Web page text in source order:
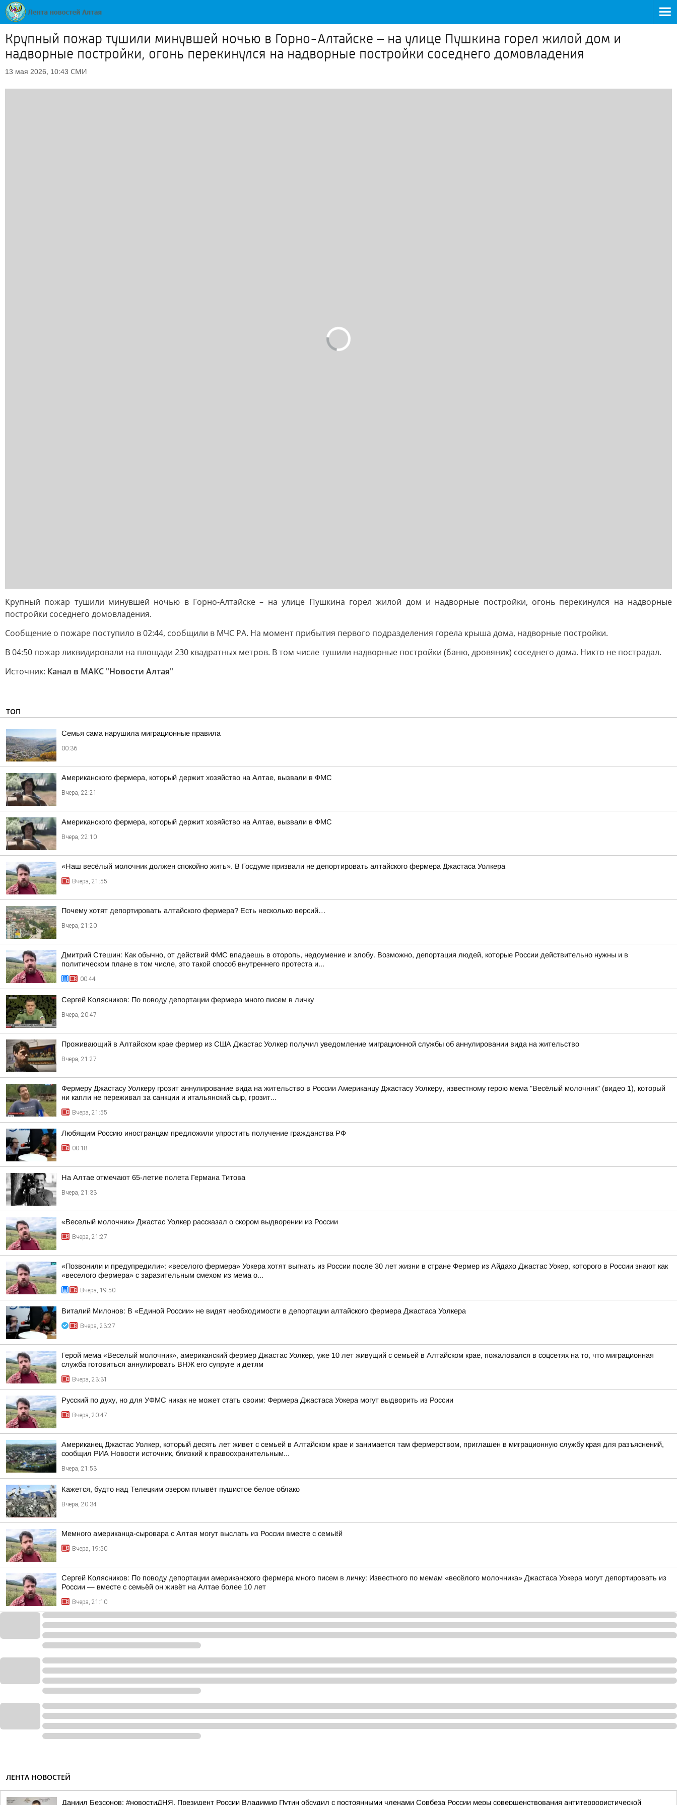
Крупный пожар тушили минувшей ночью в Горно-Алтайске – на улице Пушкина горел жилой дом и
надворные постройки, огонь перекинулся на надворные постройки соседнего домовладения
13 мая 2026, 10:43 СМИ
Крупный пожар тушили минувшей ночью в Горно-Алтайске – на улице Пушкина горел жилой дом и надворные постройки, огонь перекинулся на надворные
постройки соседнего домовладения.
Сообщение о пожаре поступило в 02:44, сообщили в МЧС РА. На момент прибытия первого подразделения горела крыша дома, надворные постройки.
В 04:50 пожар ликвидировали на площади 230 квадратных метров. В том числе тушили надворные постройки (баню, дровяник) соседнего дома. Никто не пострадал.
Источник: Канал в МАКС "Новости Алтая"
ТОП
Семья сама нарушила миграционные правила
00:36
Американского фермера, который держит хозяйство на Алтае, вызвали в ФМС
Вчера, 22:21
Американского фермера, который держит хозяйство на Алтае, вызвали в ФМС
Вчера, 22:10
«Наш весёлый молочник должен спокойно жить». В Госдуме призвали не депортировать алтайского фермера Джастаса Уолкера
Вчера, 21:55
Почему хотят депортировать алтайского фермера? Есть несколько версий…
Вчера, 21:20
Дмитрий Стешин: Как обычно, от действий ФМС впадаешь в оторопь, недоумение и злобу. Возможно, депортация людей, которые России действительно нужны и в
политическом плане в том числе, это такой способ внутреннего протеста и...
00:44
Сергей Колясников: По поводу депортации фермера много писем в личку
Вчера, 20:47
Проживающий в Алтайском крае фермер из США Джастас Уолкер получил уведомление миграционной службы об аннулировании вида на жительство
Вчера, 21:27
Фермеру Джастасу Уолкеру грозит аннулирование вида на жительство в России Американцу Джастасу Уолкеру, известному герою мема "Весёлый молочник" (видео 1), который
ни капли не переживал за санкции и итальянский сыр, грозит...
Вчера, 21:55
Любящим Россию иностранцам предложили упростить получение гражданства РФ
00:18
На Алтае отмечают 65-летие полета Германа Титова
Вчера, 21:33
«Веселый молочник» Джастас Уолкер рассказал о скором выдворении из России
Вчера, 21:27
«Позвонили и предупредили»: «веселого фермера» Уокера хотят выгнать из России после 30 лет жизни в стране Фермер из Айдахо Джастас Уокер, которого в России знают как
«веселого фермера» с заразительным смехом из мема о...
Вчера, 19:50
Виталий Милонов: В «Единой России» не видят необходимости в депортации алтайского фермера Джастаса Уолкера
Вчера, 23:27
Герой мема «Веселый молочник», американский фермер Джастас Уолкер, уже 10 лет живущий с семьей в Алтайском крае, пожаловался в соцсетях на то, что миграционная
служба готовиться аннулировать ВНЖ его супруге и детям
Вчера, 23:31
Русский по духу, но для УФМС никак не может стать своим: Фермера Джастаса Уокера могут выдворить из России
Вчера, 20:47
Американец Джастас Уолкер, который десять лет живет с семьей в Алтайском крае и занимается там фермерством, приглашен в миграционную службу края для разъяснений,
сообщил РИА Новости источник, близкий к правоохранительным...
Вчера, 21:53
Кажется, будто над Телецким озером плывёт пушистое белое облако
Вчера, 20:34
Мемного американца-сыровара с Алтая могут выслать из России вместе с семьёй
Вчера, 19:50
Сергей Колясников: По поводу депортации американского фермера много писем в личку: Известного по мемам «весёлого молочника» Джастаса Уокера могут депортировать из
России — вместе с семьёй он живёт на Алтае более 10 лет
Вчера, 21:10
ЛЕНТА НОВОСТЕЙ
Даниил Безсонов: #новостиДНЯ. Президент России Владимир Путин обсудил с постоянными членами Совбеза России меры совершенствования антитеррористической